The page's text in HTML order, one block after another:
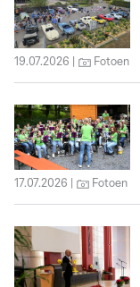
19.07.2026 Fotoen
17.07.2026 Fotoen